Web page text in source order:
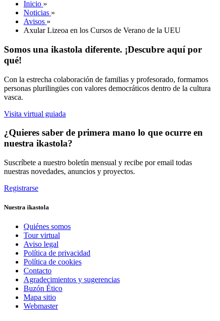
Inicio »
Noticias »
Avisos »
Axular Lizeoa en los Cursos de Verano de la UEU
Somos una ikastola diferente. ¡Descubre aquí por
qué!
Con la estrecha colaboración de familias y profesorado, formamos
personas plurilingües con valores democráticos dentro de la cultura
vasca.
Visita virtual guiada
¿Quieres saber de primera mano lo que ocurre en
nuestra ikastola?
Suscríbete a nuestro boletín mensual y recibe por email todas
nuestras novedades, anuncios y proyectos.
Registrarse
Nuestra ikastola
Quiénes somos
Tour virtual
Aviso legal
Política de privacidad
Política de cookies
Contacto
Agradecimientos y sugerencias
Buzón Ético
Mapa sitio
Webmaster